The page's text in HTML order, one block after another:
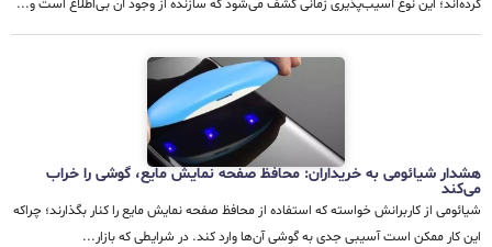
کرده‌اند؛ این نوع آسیب‌پذیری زمانی کشف می‌شود که سازنده از وجود آن بی‌اطلاع است و...
هشدار شیائومی به خریداران: محافظ صفحه نمایش مایع، گوشی را خراب
می‌کند
شیائومی از کاربرانش خواسته که استفاده از محافظ صفحه نمایش مایع را کنار بگذارند؛ چراکه
این کار ممکن است آسیبی جدی به گوشی آن‌ها وارد کند. در شرایطی که بازار...